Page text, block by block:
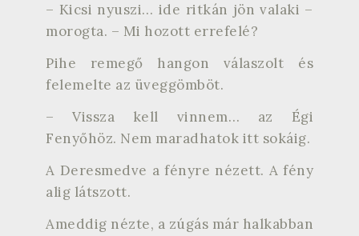
– Kicsi nyuszi… ide ritkán jön valaki –
morogta. – Mi hozott errefelé?
Pihe remegő hangon válaszolt és
felemelte az üveggömböt.
– Vissza kell vinnem… az Égi
Fenyőhöz. Nem maradhatok itt sokáig.
A Deresmedve a fényre nézett. A fény
alig látszott.
Ameddig nézte, a zúgás már halkabban